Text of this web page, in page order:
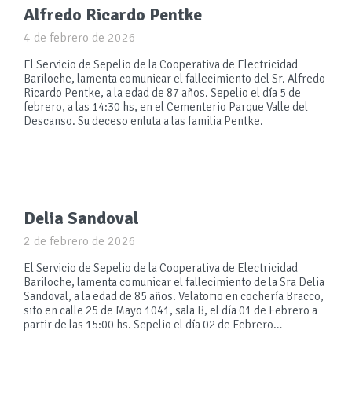
Alfredo Ricardo Pentke
4 de febrero de 2026
El Servicio de Sepelio de la Cooperativa de Electricidad
Bariloche, lamenta comunicar el fallecimiento del Sr. Alfredo
Ricardo Pentke, a la edad de 87 años. Sepelio el día 5 de
febrero, a las 14:30 hs, en el Cementerio Parque Valle del
Descanso. Su deceso enluta a las familia Pentke.
Delia Sandoval
2 de febrero de 2026
El Servicio de Sepelio de la Cooperativa de Electricidad
Bariloche, lamenta comunicar el fallecimiento de la Sra Delia
Sandoval, a la edad de 85 años. Velatorio en cochería Bracco,
sito en calle 25 de Mayo 1041, sala B, el día 01 de Febrero a
partir de las 15:00 hs. Sepelio el día 02 de Febrero…